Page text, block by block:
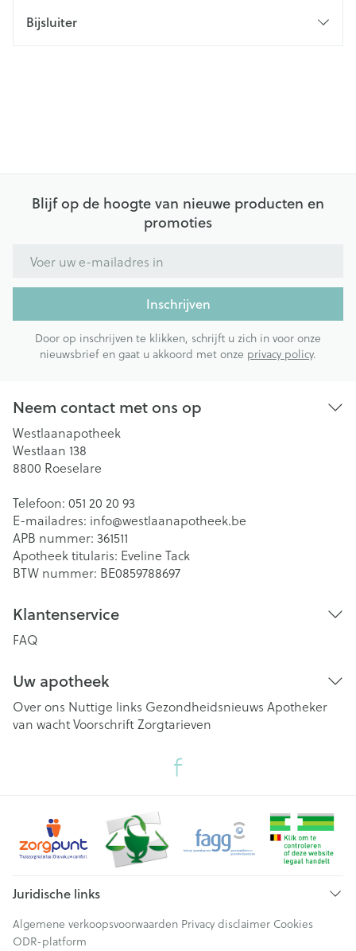
Bijsluiter
Blijf op de hoogte van nieuwe producten en
promoties
Inschrijven
Door op inschrijven te klikken, schrijft u zich in voor onze
nieuwsbrief en gaat u akkoord met onze privacy policy.
Neem contact met ons op
Westlaanapotheek
Westlaan 138
8800 Roeselare
Telefoon: 051 20 20 93
E-mailadres: info@westlaanapotheek.be
APB nummer: 361511
Apotheek titularis: Eveline Tack
BTW nummer: BE0859788697
Klantenservice
FAQ
Uw apotheek
Over ons Nuttige links Gezondheidsnieuws Apotheker
van wachtVoorschriftZorgtarieven
Juridische links
Algemene verkoopsvoorwaarden Privacy disclaimer Cookies
ODR-platform